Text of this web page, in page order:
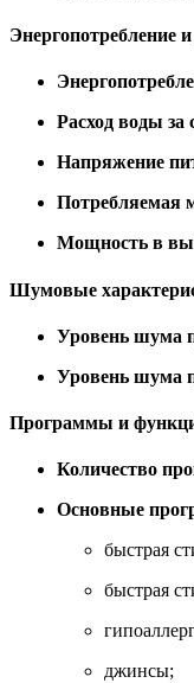
Энергопотребление
Расход воды за
Напряжение
Потребляемая
Мощность в
Шумовые
Уровень шума
Уровень шума
Программы и
Количество
Основные
быстрая
быстрая
джинсы;